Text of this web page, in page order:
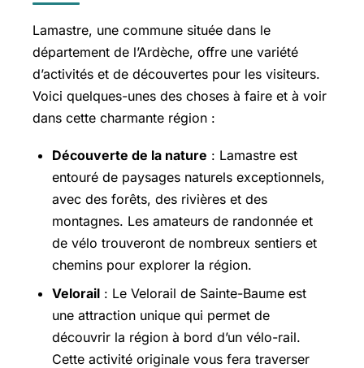
Lamastre, une commune située dans le
département de l’Ardèche, offre une variété
d’activités et de découvertes pour les visiteurs.
Voici quelques-unes des choses à faire et à voir
dans cette charmante région :
Découverte de la nature : Lamastre est
entouré de paysages naturels exceptionnels,
avec des forêts, des rivières et des
montagnes. Les amateurs de randonnée et
de vélo trouveront de nombreux sentiers et
chemins pour explorer la région.
Velorail : Le Velorail de Sainte-Baume est
une attraction unique qui permet de
découvrir la région à bord d’un vélo-rail.
Cette activité originale vous fera traverser